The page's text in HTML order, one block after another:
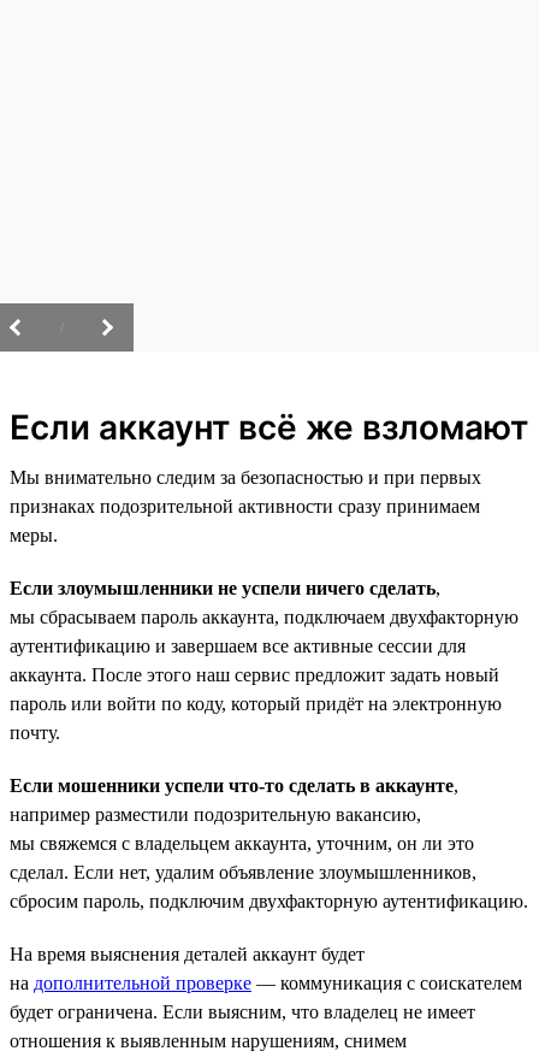
Если аккаунт всё же взломают
Мы внимательно следим за безопасностью и при первых
признаках подозрительной активности сразу принимаем
меры.
Если злоумышленники не успели ничего сделать,
мы сбрасываем пароль аккаунта, подключаем двухфакторную
аутентификацию и завершаем все активные сессии для
аккаунта. После этого наш сервис предложит задать новый
пароль или войти по коду, который придёт на электронную
почту.
Если мошенники успели что-то сделать в аккаунте,
например разместили подозрительную вакансию,
мы свяжемся с владельцем аккаунта, уточним, он ли это
сделал. Если нет, удалим объявление злоумышленников,
сбросим пароль, подключим двухфакторную аутентификацию.
На время выяснения деталей аккаунт будет
на дополнительной проверке — коммуникация с соискателем
будет ограничена. Если выясним, что владелец не имеет
отношения к выявленным нарушениям, снимем